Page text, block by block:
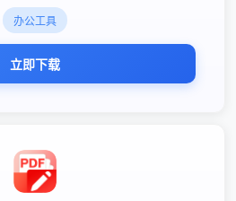
办公工具
立即下载